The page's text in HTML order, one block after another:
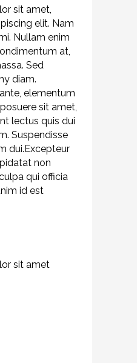
sit amet,
elit. Nam
Nullam enim
at,
Sed
diam.
elementum
sit amet,
lectus quis dui
Suspendisse
dui.Excepteur
non
qui officia
id est
sit amet